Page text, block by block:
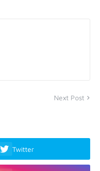
Next Post
Twitter